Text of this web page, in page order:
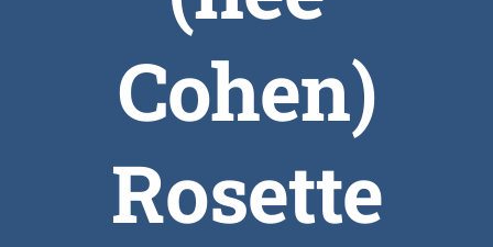
Cohen)
Rosette